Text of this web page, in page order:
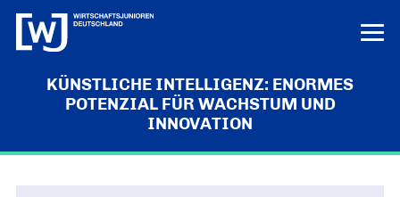
LOGIN HILFE
LERN UNS KENNEN
KÜNSTLICHE INTELLIGENZ: ENORMES
POTENZIAL FÜR WACHSTUM UND
INNOVATION